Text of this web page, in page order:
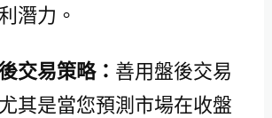
潛力。
交易策略： 善用盤後交易
其是當您預測市場在收盤